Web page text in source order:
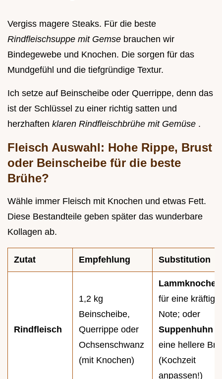
Vergiss magere Steaks. Für die beste
Rindfleischsuppe mit Gemse brauchen wir
Bindegewebe und Knochen. Die sorgen für das
Mundgefühl und die tiefgründige Textur.
Ich setze auf Beinscheibe oder Querrippe, denn das
ist der Schlüssel zu einer richtig satten und
herzhaften klaren Rindfleischbrühe mit Gemüse .
Fleisch Auswahl: Hohe Rippe, Brust
oder Beinscheibe für die beste
Brühe?
Wähle immer Fleisch mit Knochen und etwas Fett.
Diese Bestandteile geben später das wunderbare
Kollagen ab.
Zutat Empfehlung Substitution
Rindfleisch
1,2 kg
Beinscheibe,
Querrippe oder
Ochsenschwanz
(mit Knochen)
Lammknochen
für eine
Note; oder
Suppenhuhn
eine hellere
(Kochzeit
anpassen!)